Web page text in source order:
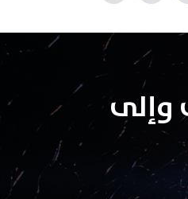
, ما السبب وإلى